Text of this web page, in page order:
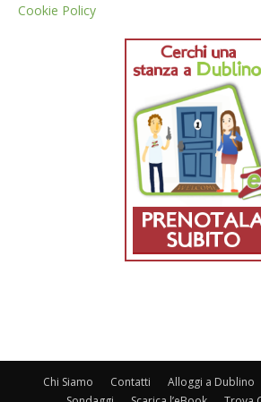
Cookie Policy
Chi Siamo Contatti Alloggi a Dublino